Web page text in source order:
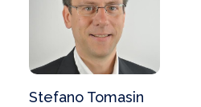
Stefano Tomasin